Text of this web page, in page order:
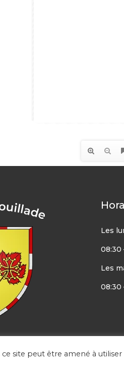
Les
08:30
Les
08:30
site peut être amené à utiliser